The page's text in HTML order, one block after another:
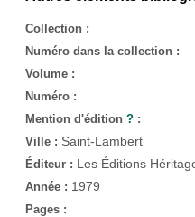
Collection :
Numéro dans la collection :
Volume :
Numéro :
Mention d'édition ? :
Ville : Saint-Lambert
Éditeur : Les Éditions
Année : 1979
Pages :